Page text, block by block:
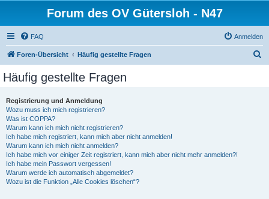
Forum des OV Gütersloh - N47
FAQ Anmelden
Foren-Übersicht Häufig gestellte Fragen
Häufig gestellte Fragen
Registrierung und Anmeldung
Wozu muss ich mich registrieren?
Was ist COPPA?
Warum kann ich mich nicht registrieren?
Ich habe mich registriert, kann mich aber nicht anmelden!
Warum kann ich mich nicht anmelden?
Ich habe mich vor einiger Zeit registriert, kann mich aber nicht mehr anmelden?!
Ich habe mein Passwort vergessen!
Warum werde ich automatisch abgemeldet?
Wozu ist die Funktion „Alle Cookies löschen“?